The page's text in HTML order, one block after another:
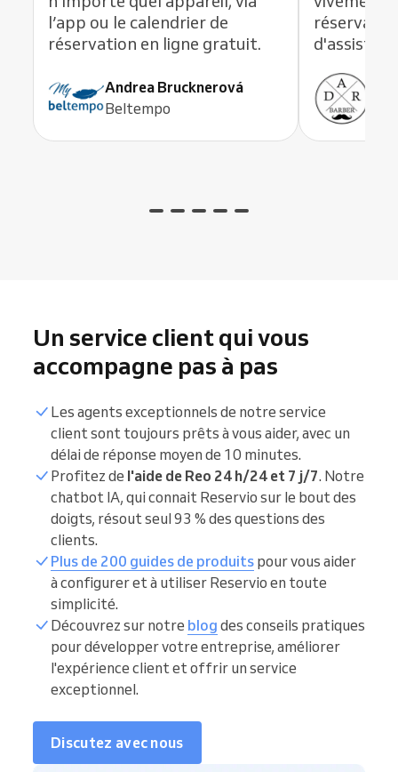
l’app ou le calendrier de
réservation en ligne gratuit.
Andrea Brucknerová
Beltempo
Un service client qui vous
accompagne pas à pas
Les agents exceptionnels de notre service
client sont toujours prêts à vous aider, avec un
délai de réponse moyen de 10 minutes.
Profitez de l'aide de Reo 24 h/24 et 7 j/7. Notre
chatbot IA, qui connait Reservio sur le bout des
doigts, résout seul 93 % des questions des
clients.
Plus de 200 guides de produits pour vous aider
à configurer et à utiliser Reservio en toute
simplicité.
Découvrez sur notre blog des conseils pratiques
pour développer votre entreprise, améliorer
l'expérience client et offrir un service
exceptionnel.
Discutez avec nous